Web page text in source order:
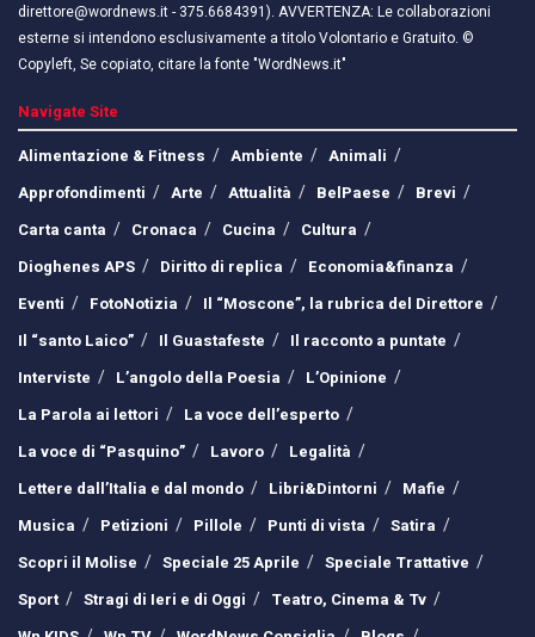
direttore@wordnews.it - ​​375.6684391). AVVERTENZA: Le collaborazioni
esterne si intendono esclusivamente a titolo Volontario e Gratuito. ©
Copyleft, Se copiato, citare la fonte "WordNews.it"
Navigate Site
Alimentazione & Fitness
Ambiente
Animali
Approfondimenti
Arte Attualità BelPaese
Brevi
Carta canta
Cronaca Cucina
Cultura
Dioghenes APS
Diritto di replica
Economia&finanza
Eventi
FotoNotizia
Il “Moscone”, la rubrica del Direttore
Il “santo Laico”
Il Guastafeste
Il racconto a puntate
Interviste
L’angolo della Poesia
L’Opinione
La Parola ai lettori
La voce dell’esperto
La voce di “Pasquino”
Lavoro
Legalità
Lettere dall’Italia e dal mondo
Libri&Dintorni
Mafie
Musica
Petizioni Pillole Punti di vista
Satira
Scopri il Molise
Speciale 25 Aprile
Speciale Trattative
Sport
Stragi di Ieri e di Oggi
Teatro, Cinema & Tv